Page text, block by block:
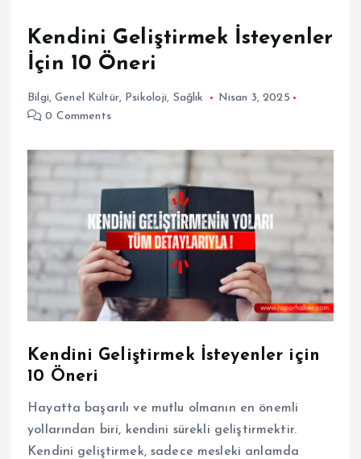
Kendini Geliştirmek İsteyenler
İçin 10 Öneri
Bilgi,Genel Kültür, Psikoloji, Sağlık
Nisan 3, 2025
0 Comments
Kendini Geliştirmek İsteyenler için
10 Öneri
Hayatta başarılı ve mutlu olmanın en önemli
yollarından biri, kendini sürekli geliştirmektir.
Kendini geliştirmek, sadece mesleki anlamda